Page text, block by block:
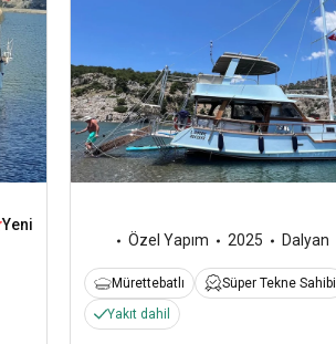
Yeni
Özel Yapım 2025 Dalyan
Mürettebatlı
Süper Tekne Sahibi
Yakıt dahil